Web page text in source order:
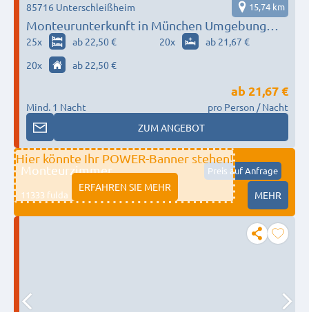
Monteurunterkunft in München Umgebung
nach Wunsch / Bedürfnis
85716 Unterschleißheim 15,74 km
25x ab 22,50 € 20x
ab 21,67 €
20x ab 22,50 €
Mind. 1 Nacht
ab 21,67 €
pro Person / Nacht
ZUM ANGEBOT
Hier könnte Ihr POWER-Banner stehen!
ERFAHREN SIE MEHR
Monteurzimmer Preis auf Anfrage
11333 fulda MEHR